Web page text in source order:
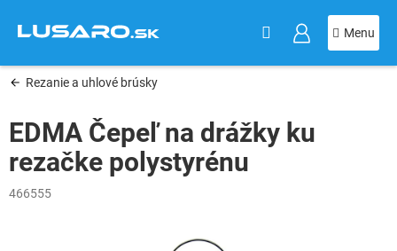
obsah
Rezanie a uhlové brúsky
EDMA Čepeľ na drážky ku
rezačke polystyrénu
466555